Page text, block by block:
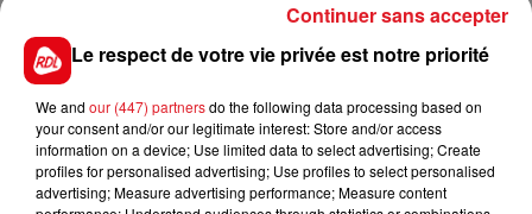
réhabiliter à l'issu d'un bon parcours
************
En direct des pistes :
Le respect de votre vie privée est notre priorité
We and our (447) partnersdo the following data processing based on
your consent and/or our legitimate interest: Store and/or access
information on a device; Use limited data to select advertising; Create
profiles for personalised advertising; Use profiles to select personalised
advertising; Measure advertising performance; Measure content
Continuer sans accepter